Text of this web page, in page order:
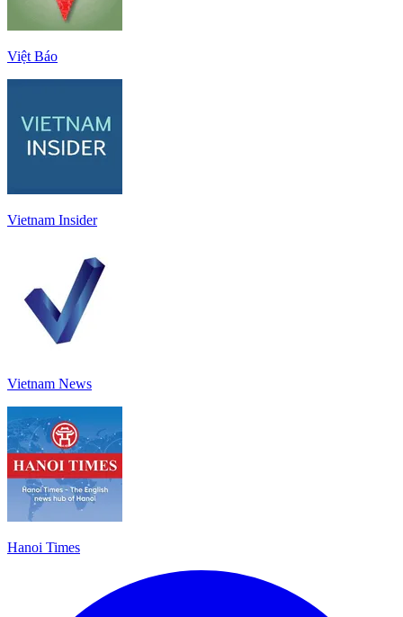
Việt Báo
Vietnam Insider
Vietnam News
Hanoi Times